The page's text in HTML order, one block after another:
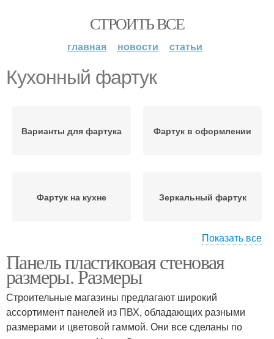
СТРОИТЬ ВСЕ
главная новости статьи
Кухонный фартук
Варианты для фартука Фартук в оформлении
Фартук на кухне Зеркальный фартук
плиткой
шкафчиками
Отделки для кухонных
стен
Показать все
Панель пластиковая стеновая
размеры. Размеры
Строительные магазины предлагают широкий
ассортимент панелей из ПВХ, обладающих разными
размерами и цветовой гаммой. Они все сделаны по